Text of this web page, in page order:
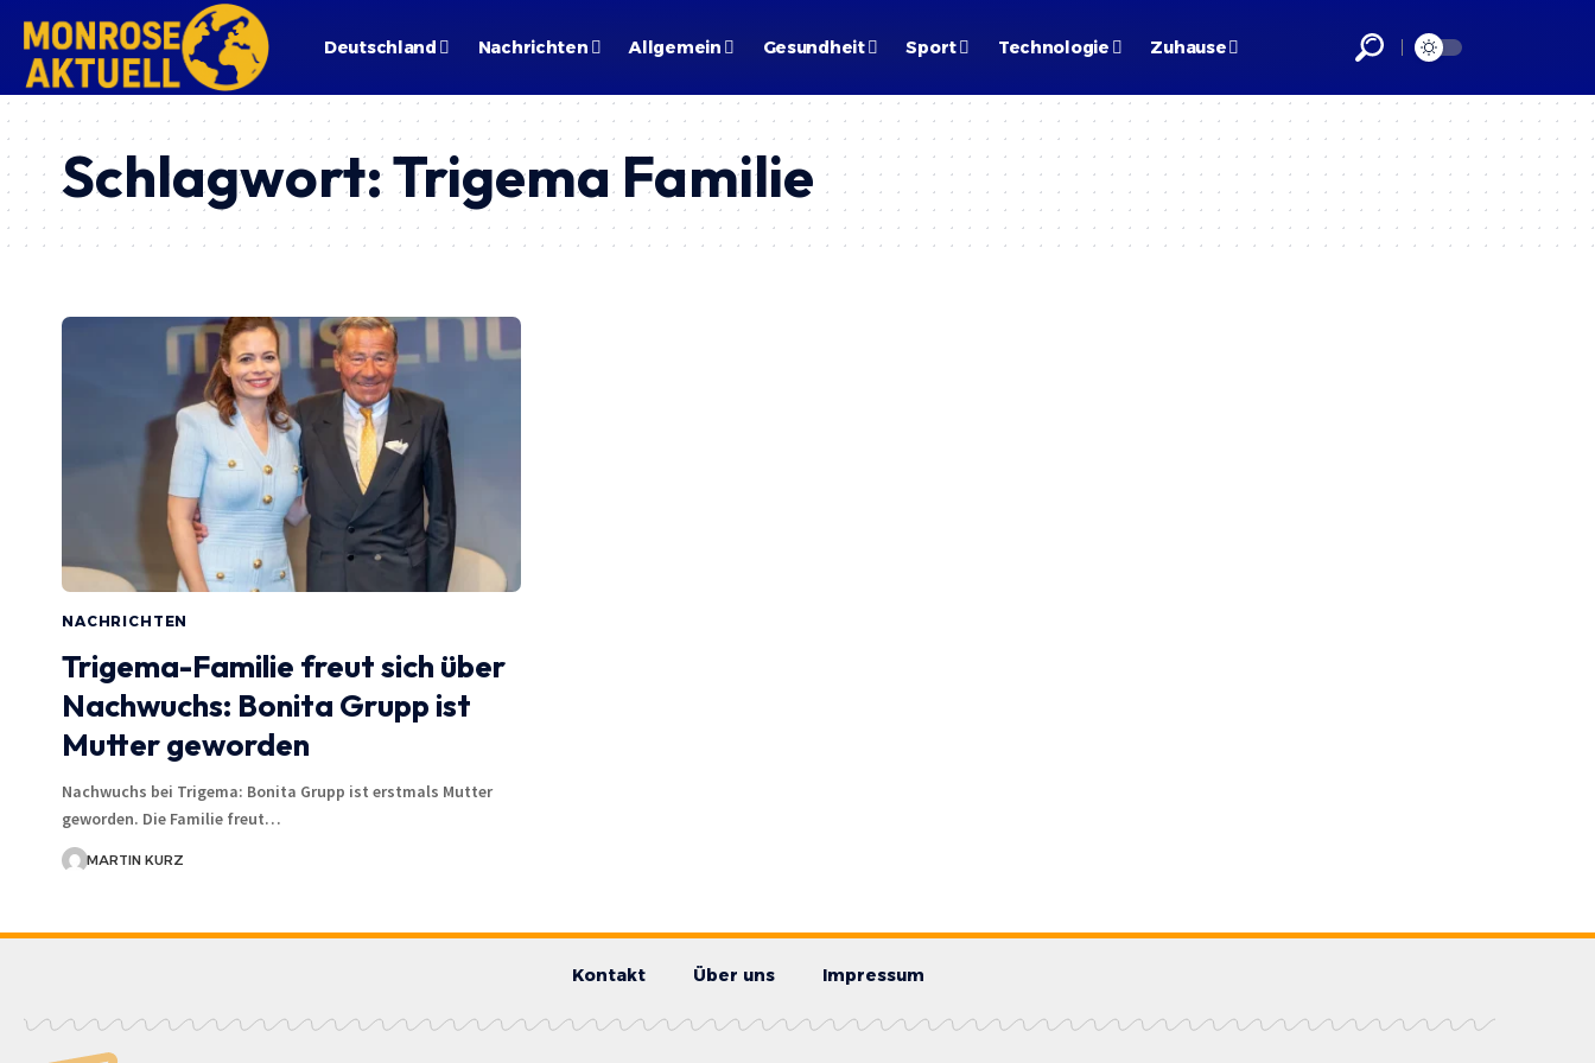
Deutschland Nachrichten Allgemein Gesundheit Sport Technologie Zuhause
Schlagwort:Trigema Familie
NACHRICHTEN
Trigema-Familie freut sich über
Nachwuchs: Bonita Grupp ist
Mutter geworden
Nachwuchs bei Trigema: Bonita Grupp ist erstmals Mutter
geworden. Die Familie freut…
MARTIN KURZ
Kontakt Über uns Impressum